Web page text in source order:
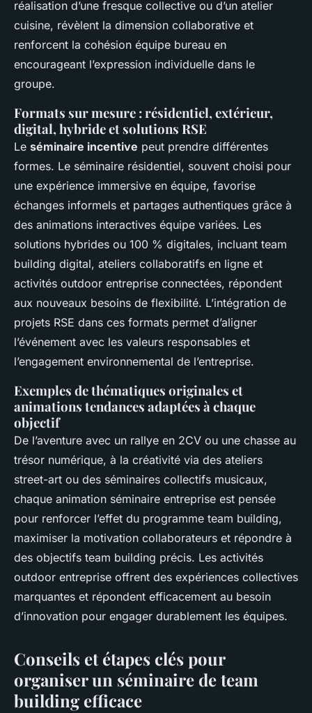
réalisation d’une fresque collective ou d’un atelier
cuisine, révèlent la dimension collaborative et
renforcent la cohésion équipe bureau en
encourageant l’expression individuelle dans le
groupe.
Formats sur mesure : résidentiel, extérieur,
digital, hybride et solutions RSE
Le séminaire incentive peut prendre différentes
formes. Le séminaire résidentiel, souvent choisi pour
une expérience immersive en équipe, favorise
échanges informels et partages authentiques grâce à
des animations interactives équipe variées. Les
solutions hybrides ou 100 % digitales, incluant team
building digital, ateliers collaboratifs en ligne et
activités outdoor entreprise connectées, répondent
aux nouveaux besoins de flexibilité. L’intégration de
projets RSE dans ces formats permet d’aligner
l’événement avec les valeurs responsables et
l’engagement environnemental de l’entreprise.
Exemples de thématiques originales et
animations tendances adaptées à chaque
objectif
De l’aventure avec un rallye en 2CV ou une chasse au
trésor numérique, à la créativité via des ateliers
street-art ou des séminaires collectifs musicaux,
chaque animation séminaire entreprise est pensée
pour renforcer l’effet du programme team building,
maximiser la motivation collaborateurs et répondre à
des objectifs team building précis. Les activités
outdoor entreprise offrent des expériences collectives
marquantes et répondent efficacement au besoin
d’innovation pour engager durablement les équipes.
Conseils et étapes clés pour
organiser un séminaire de team
building efficace